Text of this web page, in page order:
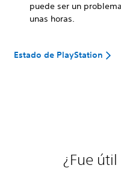
puede ser un
unas horas.
Estado de PlayStation
¿Fue